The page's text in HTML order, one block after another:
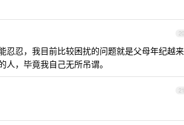
20
忍忍，我目前比较困扰的问题就是父母年纪越来
，毕竟我自己无所吊谓。
21